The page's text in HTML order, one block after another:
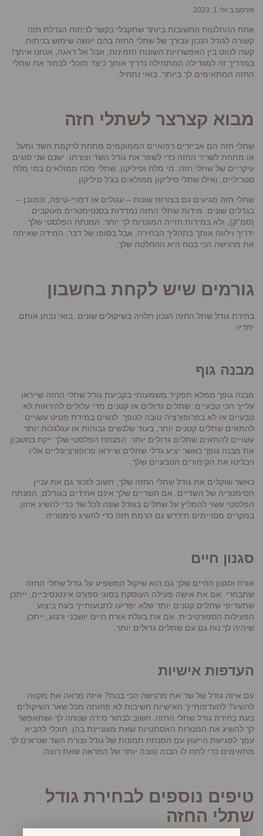
פורסם ב יולי 1, 2023
אחת ההחלטות החשובות ביותר שתקבלי בקשר לניתוח הגדלת חזה
קשורה לגודל הנכון עבורך של שתלי החזה בהם יעשה שימוש בניתוח.
קשה לנווט בין האפשרויות השונות הזמינות, אבל אל דאגה, אנחנו איתך!
במדריך זה למגדילה המתחילה נדריך אותך כיצד תוכלי לבחור את שתלי
החזה המתאימים לך ביותר. בואי נתחיל:
מבוא קצרצר לשתלי חזה
שתלי חזה הם אביזרים רפואיים הממוקמים מתחת לרקמת השד ומעל
או מתחת לשריר החזה כדי לשפר את גודל השד וצורתו. ישנם שני סוגים
עיקריים של שתלי חזה: מי מלח וסיליקון. שתלי מלח ממולאים במי מלח
סטריליים, ואילו שתלי סיליקון ממולאים בג’ל סיליקון.
שתלי חזה מגיעים גם בצורות שונות – עגולים או דמויי-טיפה, וכמובן –
בגדלים שונים. מידות שתלי החזה נמדדות בסנטימטרים מעוקבים
(סמ”ק), ולא במידות חזייה המוכרות לך יותר. המנתח הפלסטי שלך
ידריך וילווה אותך בתהליך הבחירה, אבל בסופו של דבר, המידה שאיתה
את מרגישה הכי בנוח היא ההחלטה שלך.
גורמים שיש לקחת בחשבון
בחירת גודל שתל החזה הנכון תלויה בשיקולים שונים. בואי נבחן אותם
יחדיו:
מבנה גוף
מבנה גופך ממלא תפקיד משמעותי בקביעת גודל שתלי החזה שייראו
עלייך הכי טבעיים. שתלים גדולים או קטנים מדי עלולים להיראות לא
טבעיים או לא בפרופורציה טובה לגופך. לנשים במידת פטיט עשויים
להתאים שתלים קטנים יותר, בעוד שלנשים גבוהות או עגלגלות יותר
עשויים להתאים שתלים גדולים יותר. המנתח הפלסטי שלך ייקח בחשבון
את מבנה גופך כאשר יציע גדלי שתלים שייראו פרופורציונליים אליו
ויבליטו את הקימורים הטבעיים שלך.
כאשר שוקלים את גודל שתלי החזה שלך, חשוב לזכור גם את עניין
הסימטריה של השדיים. אם השדיים שלך אינם אחידים בגודלם, המנתח
הפלסטי עשוי להמליץ על שתלים בגודל שונה לכל שד כדי להשיג איזון.
במקרים מסויימים תידרש גם הרמת חזה כדי להשיג סימטריה.
סגנון חיים
אורח וסגנון החיים שלך גם הוא שיקול המשפיע על גודל שתלי החזה
שתבחרי. אם את אישה פעילה העוסקת בסוגי ספורט אינטנסיביים, ייתכן
שתעדיפי שתלים קטנים יותר שלא יפריעו לתנועותייך בעת ביצוע
הפעילות הספורטיבית. אם את בעלת אורח חיים יושבני ורגוע, ייתכן
שיהיה לך נוח גם עם שתלים גדולים יותר.
העדפות אישיות
עם איזה גודל של שד את מרגישה הכי בנוח? איזה מראה את מקווה
להשיג? להעדפותייך האישיות חשיבות לא פחותה מכל שאר השיקולים
בעת בחירת גודל שתלי החזה. חשוב לבחור מידה שנוחה לך ושתאפשר
לך להשיג את המטרות האסתטיות שאת מעוניינת בהן. תוכלי להביא
עמך לפגישת הייעוץ עם המנתח תמונות של גודל וצורת השד שנראים לך
מתאימים כדי לתת לו הבנה טובה יותר של המראה שאת רוצה.
טיפים נוספים לבחירת גודל
שתלי החזה